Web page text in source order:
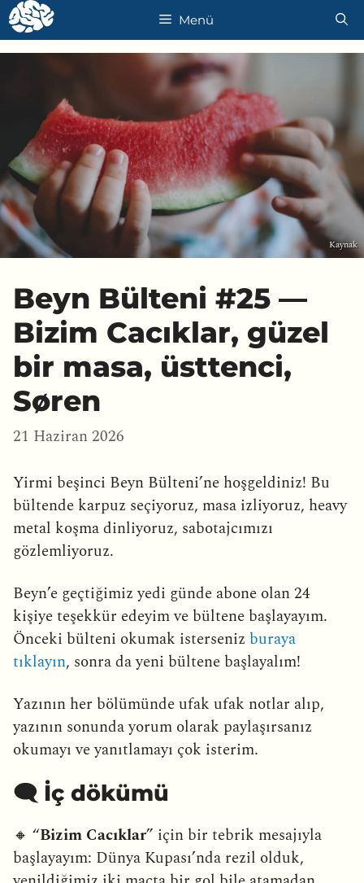
İçeriğe
atla
Menü
Kaynak
Beyn Bülteni #25 —
Bizim Cacıklar, güzel
bir masa, üsttenci,
Søren
21 Haziran 2026
Yirmi beşinci Beyn Bülteni’ne hoşgeldiniz! Bu
bültende karpuz seçiyoruz, masa izliyoruz, heavy
metal koşma dinliyoruz, sabotajcımızı
gözlemliyoruz.
Beyn’e geçtiğimiz yedi günde abone olan 24
kişiye teşekkür edeyim ve bültene başlayayım.
Önceki bülteni okumak isterseniz buraya
tıklayın, sonra da yeni bültene başlayalım!
Yazının her bölümünde ufak ufak notlar alıp,
yazının sonunda yorum olarak paylaşırsanız
okumayı ve yanıtlamayı çok isterim.
🗨️ İç dökümü
🔸 “Bizim Cacıklar” için bir tebrik mesajıyla
başlayayım: Dünya Kupası’nda rezil olduk,